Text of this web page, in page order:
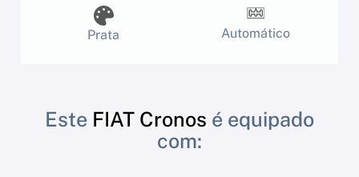
Prata Automático
Este FIAT Cronos é equipado
com: